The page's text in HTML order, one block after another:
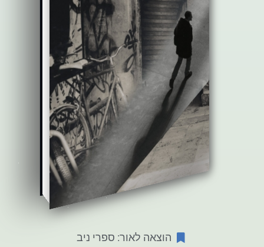
הוצאה לאור: ספרי ניב